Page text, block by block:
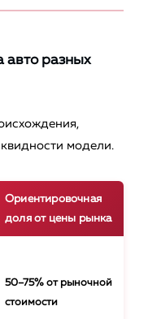
авто разных
модели.
Ориентировочная
доля от цены рынка
50–75% от рыночной
стоимости